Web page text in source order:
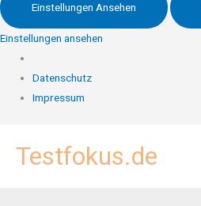
Einstellungen Ansehen
Einstellungen ansehen
Datenschutz
Impressum
InhaltTestfokus.de